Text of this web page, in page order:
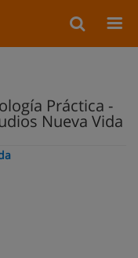
Práctica -
Nueva Vida